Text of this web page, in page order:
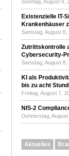
Sonntag, August 9,
Existenzielle IT-
Krankenhäuser
Samstag, August
Zutrittskontrolle
Cybersecurity-
Samstag, August
KI als
bis zu acht
Freitag, August 7,
NIS-2
Donnerstag,
Aktuelles